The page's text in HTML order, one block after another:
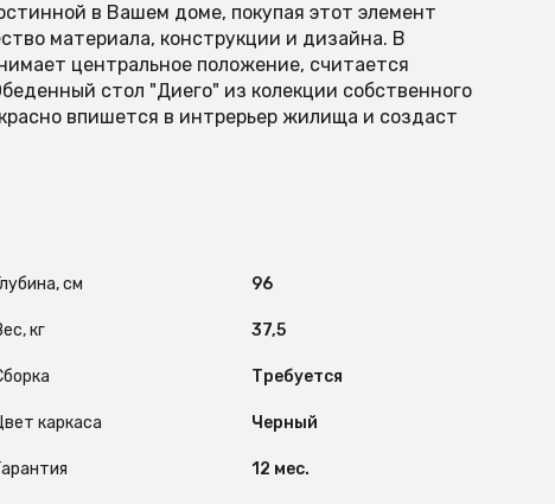
в Вашем доме, покупая этот элемент
материала, конструкции и дизайна. В
центральное положение, считается
стол "Диего" из колекции собственного
впишется в интрерьер жилища и создаст
см 96
кг 37,5
Требуется
каркаса Черный
12 мес.